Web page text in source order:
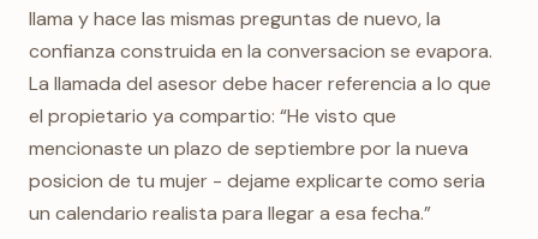
llama y hace las mismas preguntas de nuevo, la
confianza construida en la conversacion se evapora.
La llamada del asesor debe hacer referencia a lo que
el propietario ya compartio: “He visto que
mencionaste un plazo de septiembre por la nueva
posicion de tu mujer - dejame explicarte como seria
un calendario realista para llegar a esa fecha.”